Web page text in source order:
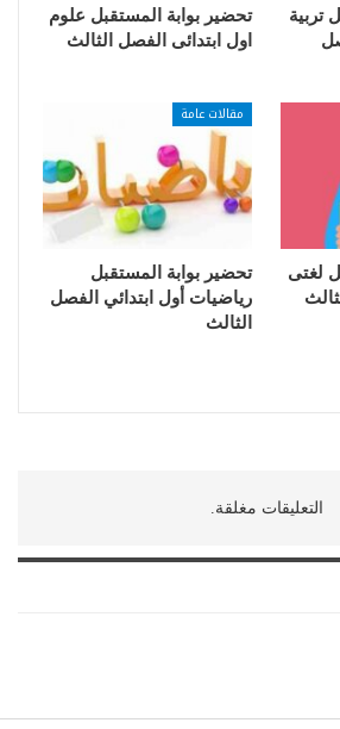
تربية
تحضير بوابة المستقبل علوم
اول ابتدائى الفصل الثالث
لغتى
مقالات عامة
تحضير بوابة المستقبل
رياضيات أول ابتدائي الفصل
الثالث
التعليقات مغلقة.